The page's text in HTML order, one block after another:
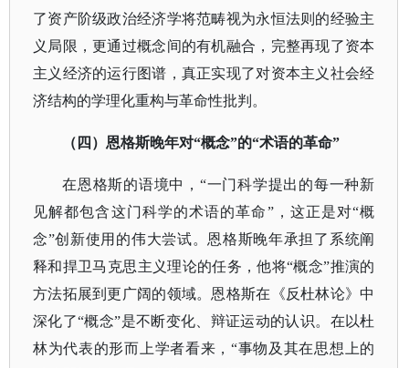
了资产阶级政治经济学将范畴视为永恒法则的经验主
义局限，更通过概念间的有机融合，完整再现了资本
主义经济的运行图谱，真正实现了对资本主义社会经
济结构的学理化重构与革命性批判。
（四）恩格斯晚年对“概念”的“术语的革命”
在恩格斯的语境中， “一门科学提出的每一种新
见解都包含这门科学的术语的革命”，这正是对“概
念”创新使用的伟大尝试。恩格斯晚年承担了系统阐
释和捍卫马克思主义理论的任务，他将“概念”推演的
方法拓展到更广阔的领域。恩格斯在《反杜林论》中
深化了“概念”是不断变化、辩证运动的认识。在以杜
林为代表的形而上学者看来，“事物及其在思想上的